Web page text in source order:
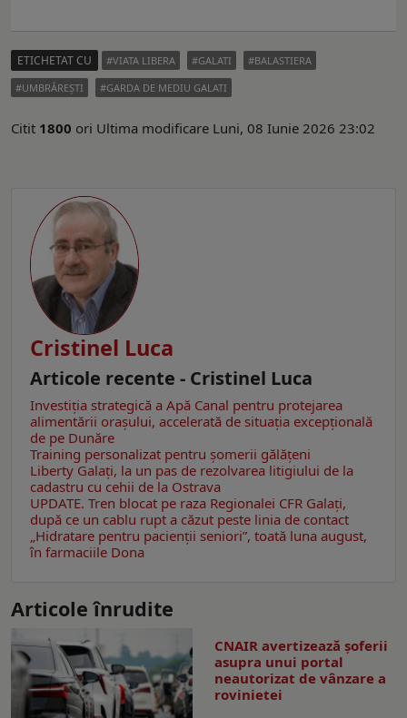
ETICHETAT CU VIATA LIBERA GALATI
BALASTIERA
UMBRĂREŞTI
GARDA DE MEDIU GALATI
Citit 1800 ori Ultima modificare Luni, 08 Iunie 2026 23:02
Cristinel Luca
Articole recente - Cristinel Luca
Investiția strategică a Apă Canal pentru protejarea
alimentării orașului, accelerată de situația excepțională
de pe Dunăre
Training personalizat pentru șomerii gălățeni
Liberty Galați, la un pas de rezolvarea litigiului de la
cadastru cu cehii de la Ostrava
UPDATE. Tren blocat pe raza Regionalei CFR Galați,
după ce un cablu rupt a căzut peste linia de contact
„Hidratare pentru pacienții seniori”, toată luna august,
în farmaciile Dona
Articole înrudite
CNAIR avertizează șoferii
asupra unui portal
neautorizat de vânzare a
rovinietei